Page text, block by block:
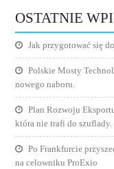
OSTATNIE
Jak przygotować się
Polskie Mosty
nowego naboru.
Plan Rozwoju
która nie trafi do szuflady.
Po Frankfurcie
na celowniku ProExio